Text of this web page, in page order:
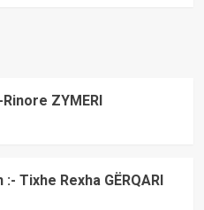
ZYMERI
Tixhe Rexha GËRQARI